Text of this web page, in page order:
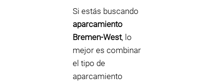
Si estás buscando
aparcamiento
Bremen-West, lo
mejor es combinar
el tipo de
aparcamiento